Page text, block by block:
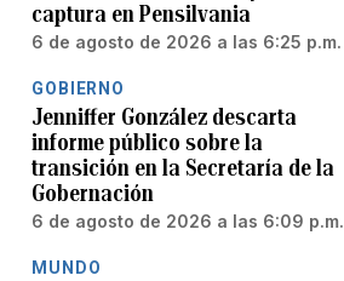
captura en Pensilvania
6 de agosto de 2026 a las 6:25 p.m.
GOBIERNO
Jenniffer González descarta
informe público sobre la
transición en la Secretaría de la
Gobernación
6 de agosto de 2026 a las 6:09 p.m.
MUNDO